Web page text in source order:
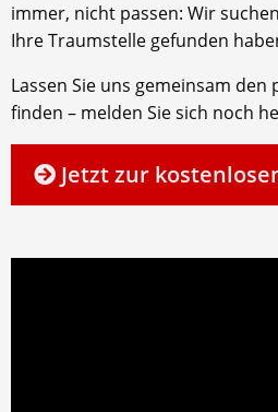
immer, nicht passen: Wir
Ihre Traumstelle gefunden
Lassen Sie uns gemeinsam den
finden – melden Sie sich noch
Jetzt zur